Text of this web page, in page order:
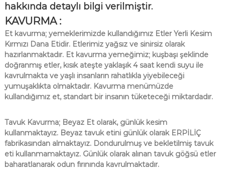
hakkında detaylı bilgi verilmiştir.
KAVURMA :
Et kavurma; yemeklerimizde kullandığımız Etler Yerli Kesim
Kırmızı Dana Etidir. Etlerimiz yağsız ve sinirsiz olarak
hazırlanmaktadır. Et kavurma yemeğimiz; kuşbaşı şeklinde
doğranmış etler, kısık ateşte yaklaşık 4 saat kendi suyu ile
kavrulmakta ve yaşlı insanların rahatlıkla yiyebileceği
yumuşaklıkta olmaktadır. Kavurma menümüzde
kullandığımız et, standart bir insanın tüketeceği miktardadır.
Tavuk Kavurma; Beyaz Et olarak, günlük kesim
kullanmaktayız. Beyaz tavuk etini günlük olarak ERPİLİÇ
fabrikasından almaktayız. Dondurulmuş ve bekletilmiş tavuk
eti kullanmamaktayız. Günlük olarak alınan tavuk göğsü etler
baharatlanarak odun fırınında kavrulmaktadır.